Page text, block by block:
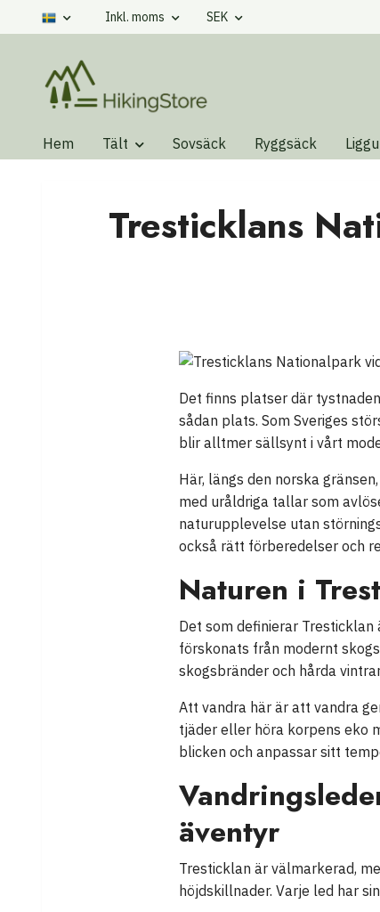
Inkl. moms SEK
Hem Tält Sovsäck Ryggsäck
Tresticklans
Det finns platser där
sådan plats. Som Sveriges
blir alltmer sällsynt i vårt
Här, längs den norska
med uråldriga tallar som
naturupplevelse utan
också rätt förberedelser och
Naturen i
Det som definierar
förskonats från modernt
skogsbränder och hårda
Att vandra här är att vandra
tjäder eller höra korpens eko
blicken och anpassar sitt
äventyr
Tresticklan är välmarkerad,
höjdskillnader. Varje led har